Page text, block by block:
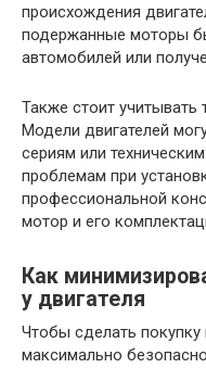
происхождения
подержанные моторы
автомобилей или
Также стоит учитывать
Модели двигателей
сериям или
проблемам при
профессиональной
мотор и его
Как
у двигателя
Чтобы сделать
максимально